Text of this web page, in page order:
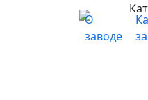
О
заводе